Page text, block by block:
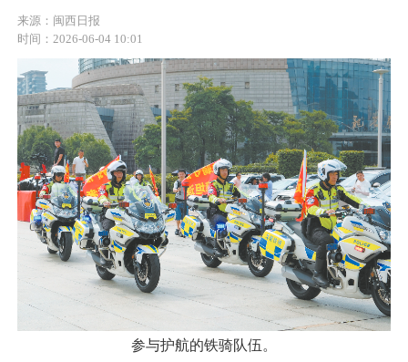
来源：闽西日报
时间：2026-06-04 10:01
参与护航的铁骑队伍。